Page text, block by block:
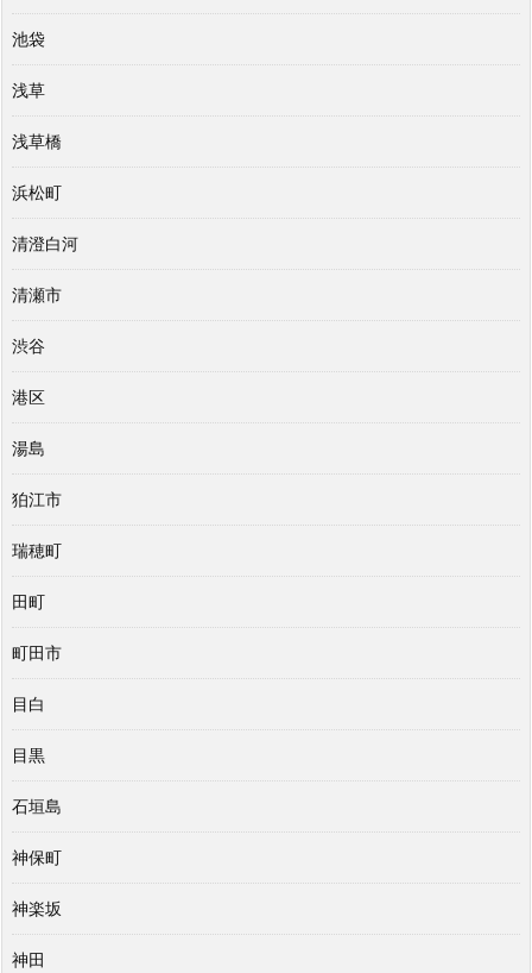
池袋
浅草
浅草橋
浜松町
清澄白河
清瀬市
渋谷
港区
湯島
狛江市
瑞穂町
田町
町田市
目白
目黒
石垣島
神保町
神楽坂
神田